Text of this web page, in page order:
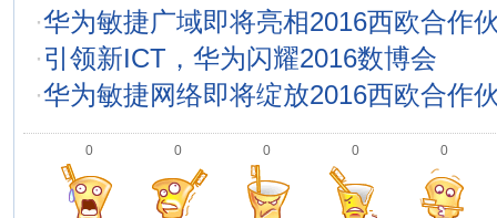
·华为敏捷广域即将亮相2016西欧合作
·引领新ICT，华为闪耀2016数博会
·华为敏捷网络即将绽放2016西欧合作
0 0 0 0 0